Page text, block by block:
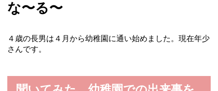
な〜る〜
４歳の長男は４月から幼稚園に通い始めました。現在年少
さんです。